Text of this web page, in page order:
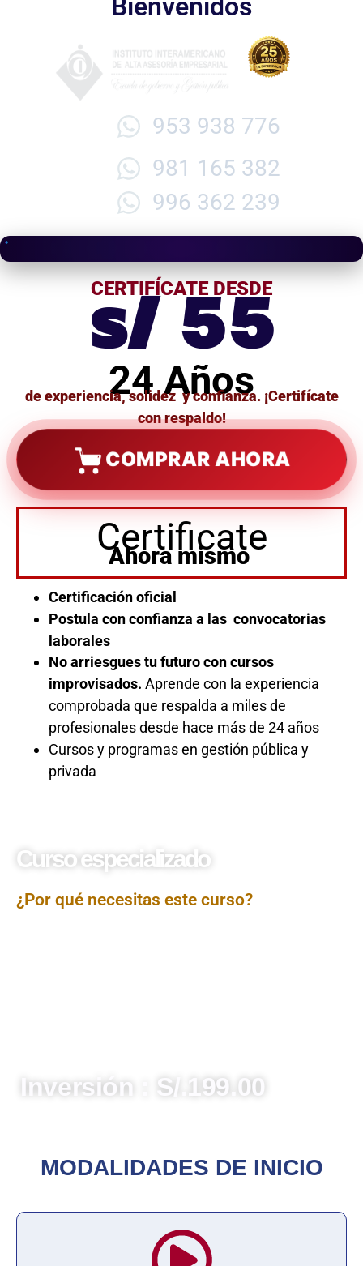
Bienvenidos
953 938 776
981 165 382
996 362 239
CERTIFÍCATE DESDE
s/ 55
24 Años
de experiencia, solidez y confianza. ¡Certifícate
con respaldo!
COMPRAR AHORA
Certificate
Ahora mismo
Certificación oficial
Postula con confianza a las convocatorias
laborales
No arriesgues tu futuro con cursos
improvisados. Aprende con la experiencia
comprobada que respalda a miles de
profesionales desde hace más de 24 años
Cursos y programas en gestión pública y
privada
Curso especializado
¿Por qué necesitas este curso?
Inversión : S/.199.00
MODALIDADES DE INICIO